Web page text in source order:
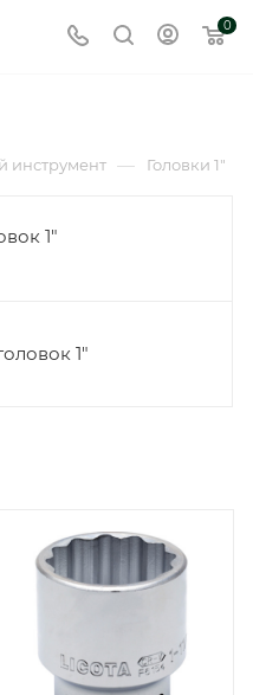
0
инструмент — Головки 1"
1"
1"